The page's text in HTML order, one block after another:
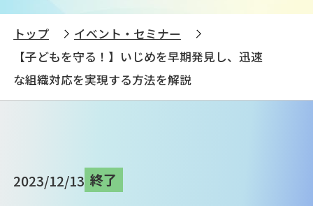
トップ
イベント・セミナー
【子どもを守る！】いじめを早期発見し、迅速
な組織対応を実現する方法を解説
2023/12/13 終了